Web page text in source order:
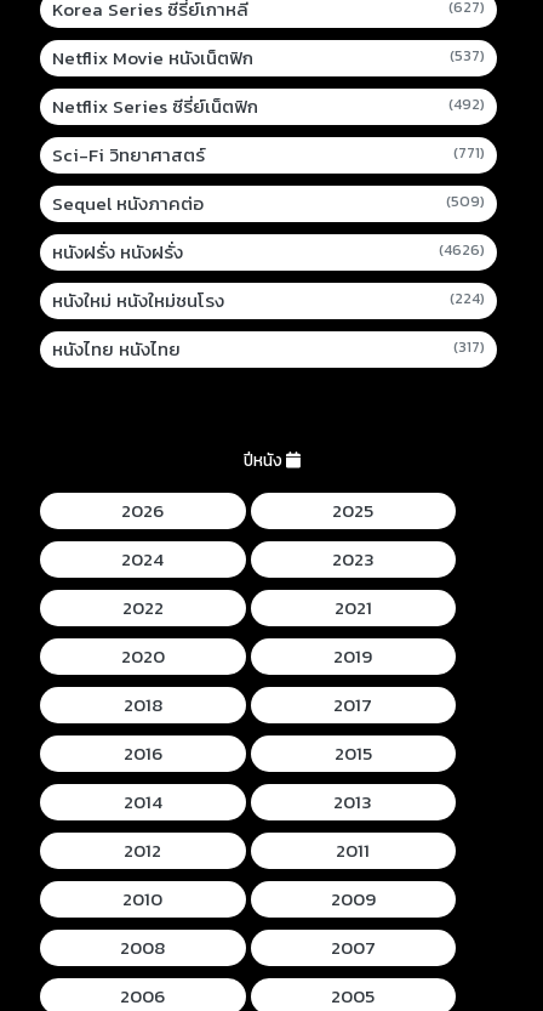
Korea Series ซีรี่ย์เกาหลี (627)
Netflix Movie หนังเน็ตฟิก (537)
Netflix Series ซีรี่ย์เน็ตฟิก (492)
Sci-Fi วิทยาศาสตร์ (771)
Sequel หนังภาคต่อ (509)
หนังฝรั่ง หนังฝรั่ง (4626)
หนังใหม่ หนังใหม่ชนโรง (224)
หนังไทย หนังไทย (317)
ปีหนัง
2026
2025
2024
2023
2022
2021
2020
2019
2018
2017
2016
2015
2014
2013
2012
2011
2010
2009
2008
2007
2006
2005